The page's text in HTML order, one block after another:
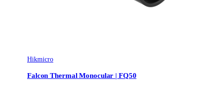
Hikmicro
Falcon Thermal Monocular | FQ50